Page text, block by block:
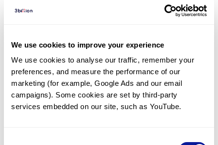
We use cookies to improve your experience
We use cookies to analyse our traffic, remember your
preferences, and measure the performance of our
marketing (for example, Google Ads and our email
campaigns). Some cookies are set by third-party
services embedded on our site, such as YouTube.
This author 카테고리의 포스팅이 없습니다.
다른 컨텐츠 둘러보기